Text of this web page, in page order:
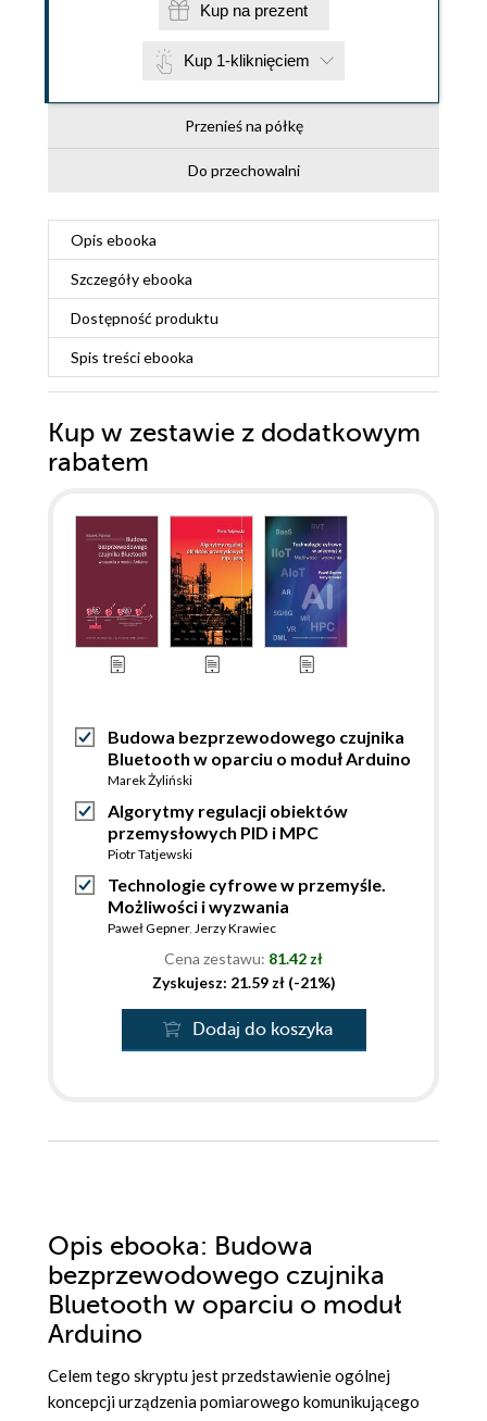
Kup na prezent
Kup 1-kliknięciem
Przenieś na półkę
Do przechowalni
Opis ebooka
Szczegółyebooka
Dostępność produktu
Spis treściebooka
Kup w zestawie z dodatkowym
rabatem
Budowa bezprzewodowego czujnika
Bluetooth w oparciu o moduł Arduino
Marek Żyliński
Algorytmy regulacji obiektów
przemysłowych PID i MPC
Piotr Tatjewski
Technologie cyfrowe w przemyśle.
Możliwości i wyzwania
Paweł Gepner, Jerzy Krawiec
Cena zestawu: 81.42 zł
Zyskujesz: 21.59 zł (-21%)
Dodaj do koszyka
Opis ebooka: Budowa
bezprzewodowego czujnika
Bluetooth w oparciu o moduł
Arduino
Celem tego skryptu jest przedstawienie ogólnej
koncepcji urządzenia pomiarowego komunikującego